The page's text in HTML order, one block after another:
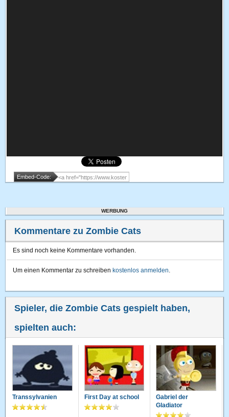
Embed-Code:
WERBUNG
Kommentare zu Zombie Cats
Es sind noch keine Kommentare vorhanden.
Um einen Kommentar zu schreiben kostenlos anmelden.
Spieler, die Zombie Cats gespielt haben,
spielten auch:
Transsylvanien First Day at school
Gabriel der
Gladiator